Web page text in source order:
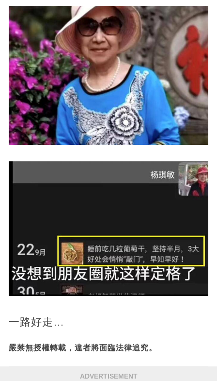
一路好走…
嚴禁無授權轉載，違者將面臨法律追究。
ADVERTISEMENT